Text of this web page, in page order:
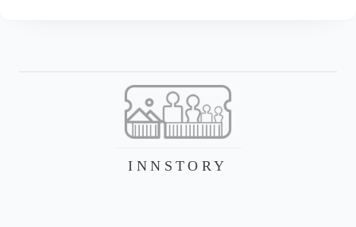
INNSTORY